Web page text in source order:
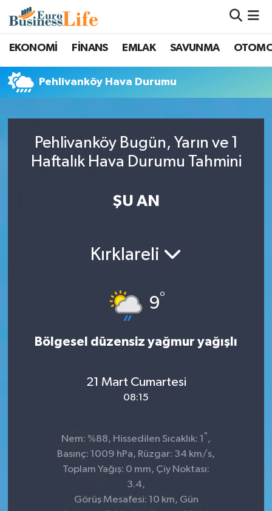
EKONOMİ FİNANS EMLAK SAVUNMA
Pehlivanköy Hava Durumu
Pehlivanköy Bugün, Yarın ve 1
Haftalık Hava Durumu Tahmini
ŞU AN
Kırklareli
9°
Bölgesel düzensiz yağmur yağışlı
21 Mart Cumartesi
08:15
Nem: %88, Hissedilen Sıcaklık: 1 ° ,
Basınç: 1009 hPa, Rüzgar: 34 km/s,
Toplam Yağış: 0 mm, Çiy Noktası:
3.4,
Görüş Mesafesi: 10 km, Gün
Nöbetçi Eczaneler
Hava Durumu
Trafik Durumu
Süper Lig Puan Durumu ve Fikstür